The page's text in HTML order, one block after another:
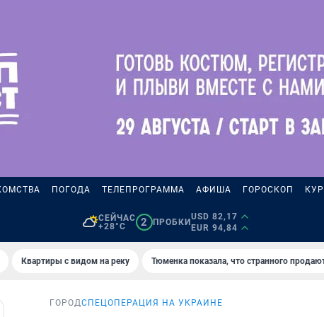
ПОГОДА ТЕЛЕПРОГРАММА АФИША ГОРОСКОП
СЕЙЧАС
+28°C
2 ПРОБКИ
USD 82,17
EUR 94,84
Квартиры с видом на реку Тюменка показала, что странного
ГОРОДСПЕЦОПЕРАЦИЯ НА УКРАИНЕ